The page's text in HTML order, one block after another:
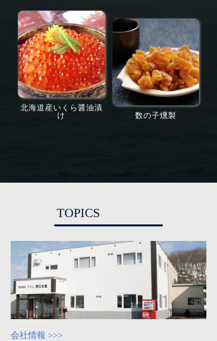
北海道産いくら醤油漬
け
数の子燻製
TOPICS
会社情報 >>>